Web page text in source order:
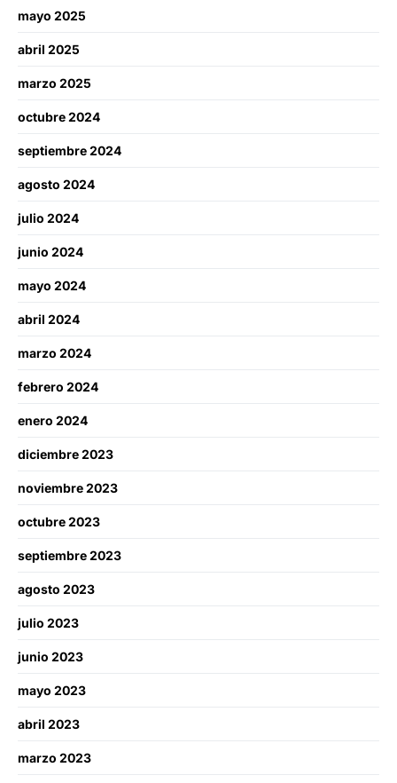
mayo 2025
abril 2025
marzo 2025
octubre 2024
septiembre 2024
agosto 2024
julio 2024
junio 2024
mayo 2024
abril 2024
marzo 2024
febrero 2024
enero 2024
diciembre 2023
noviembre 2023
octubre 2023
septiembre 2023
agosto 2023
julio 2023
junio 2023
mayo 2023
abril 2023
marzo 2023